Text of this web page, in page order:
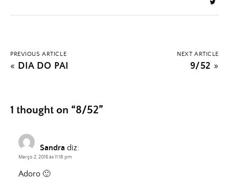
PREVIOUS ARTICLE
« DIA DO PAI
NEXT ARTICLE
9/52 »
1 thought on “8/52”
Sandra diz:
Março 2, 2015 às 11:16 pm
Adoro 🙂